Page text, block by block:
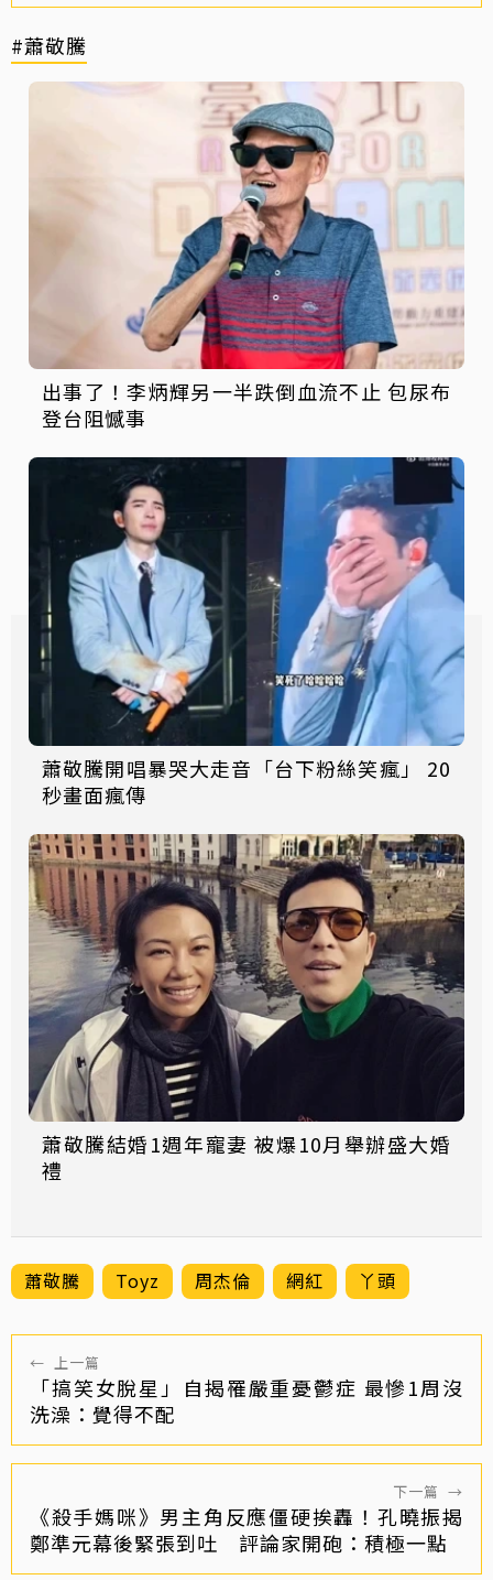
#蕭敬騰
出事了！李炳輝另一半跌倒血流不止 包尿布
登台阻憾事
蕭敬騰開唱暴哭大走音「台下粉絲笑瘋」 20
秒畫面瘋傳
蕭敬騰結婚1週年寵妻 被爆10月舉辦盛大婚
禮
蕭敬騰 Toyz 周杰倫 網紅 丫頭
← 上一篇
「搞笑女脫星」自揭罹嚴重憂鬱症 最慘1周沒
洗澡：覺得不配
下一篇 →
《殺手媽咪》男主角反應僵硬挨轟！孔曉振揭
鄭準元幕後緊張到吐 評論家開砲：積極一點